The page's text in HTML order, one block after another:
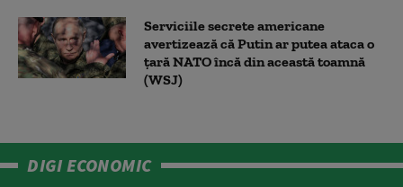
Serviciile secrete americane
avertizează că Putin ar putea ataca o
țară NATO încă din această toamnă
(WSJ)
DIGI ECONOMIC